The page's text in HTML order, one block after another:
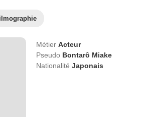
Métier Acteur
Pseudo Bontarô Miake
Nationalité Japonais